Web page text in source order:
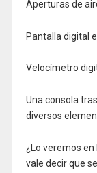
Aperturas de
Pantalla digital
Velocímetro
Una consola
diversos
¿Lo veremos
vale decir que